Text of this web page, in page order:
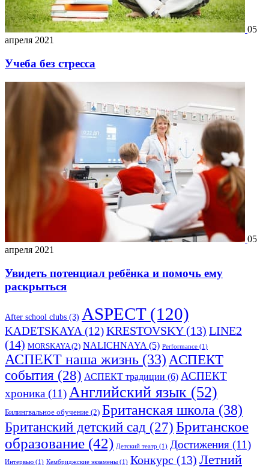
05
апреля 2021
Учеба без стресса
05
апреля 2021
Увидеть потенциал ребёнка и помочь ему
раскрыться
After school clubs (3) ASPECT(120)
KADETSKAYA(12)KRESTOVSKY(13) LINE2
(14) MORSKAYA(2) NALICHNAYA (5) Performance (1)
АСПЕКТ наша жизнь (33) АСПЕКТ
события (28) АСПЕКТ традиции (6) АСПЕКТ
хроника (11)Английский язык (52)
Билингвальное обучение (2) Британская школа (38)
Британский детский сад (27) Британское
образование (42) Детский театр (1) Достижения (11)
Интервью (1) Кембриджские экзамены (1) Конкурс (13) Летний